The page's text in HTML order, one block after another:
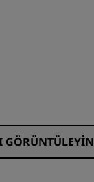
GÖRÜNTÜLEYIN